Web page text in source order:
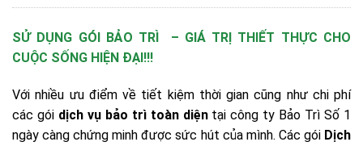
SỬ DỤNG GÓI BẢO TRÌ – GIÁ TRỊ THIẾT THỰC CHO
CUỘC SỐNG HIỆN ĐẠI!!!
Với nhiều ưu điểm về tiết kiệm thời gian cũng như chi phí
các gói dịch vụ bảo trì toàn diệntại công ty Bảo Trì Số 1
ngày càng chứng minh được sức hút của mình. Các gói Dịch